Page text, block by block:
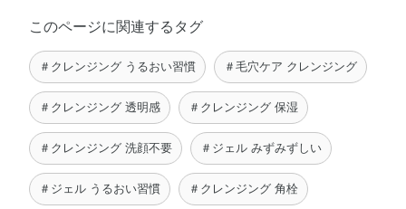
このページに関連するタグ
＃クレンジング うるおい習慣 ＃毛穴ケア クレンジング
＃クレンジング 透明感 ＃クレンジング 保湿
＃クレンジング 洗顔不要 ＃ジェル みずみずしい
＃ジェル うるおい習慣 ＃クレンジング 角栓